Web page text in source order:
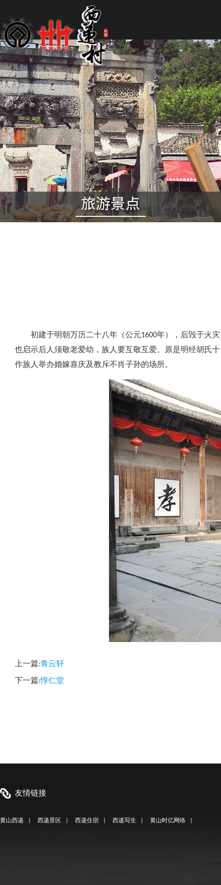
初建于明朝万历二十八年（公元1600年），后毁于火
也启示后人须敬老爱幼，族人要互敬互爱。原是明经胡氏
作族人举办婚嫁喜庆及教斥不肖子孙的场所。
上一篇:青云轩
下一篇:惇仁堂